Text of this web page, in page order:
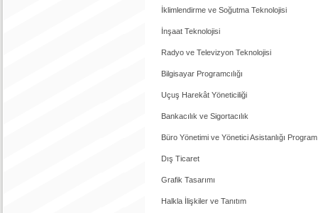
İklimlendirme ve Soğutma Teknolojisi
İnşaat Teknolojisi
Radyo ve Televizyon Teknolojisi
Bilgisayar Programcılığı
Uçuş Harekât Yöneticiliği
Bankacılık ve Sigortacılık
Büro Yönetimi ve Yönetici Asistanlığı
Dış Ticaret
Grafik Tasarımı
Halkla İlişkiler ve Tanıtım